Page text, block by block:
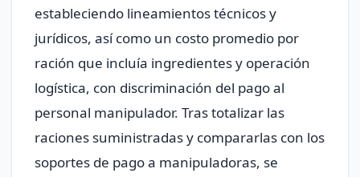
estableciendo lineamientos técnicos y
jurídicos, así como un costo promedio por
ración que incluía ingredientes y operación
logística, con discriminación del pago al
personal manipulador. Tras totalizar las
raciones suministradas y compararlas con los
soportes de pago a manipuladoras, se